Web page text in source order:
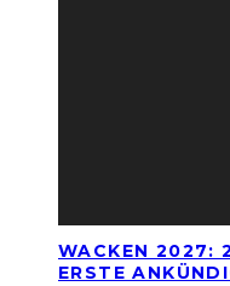
WACKEN 2027:
ERSTE